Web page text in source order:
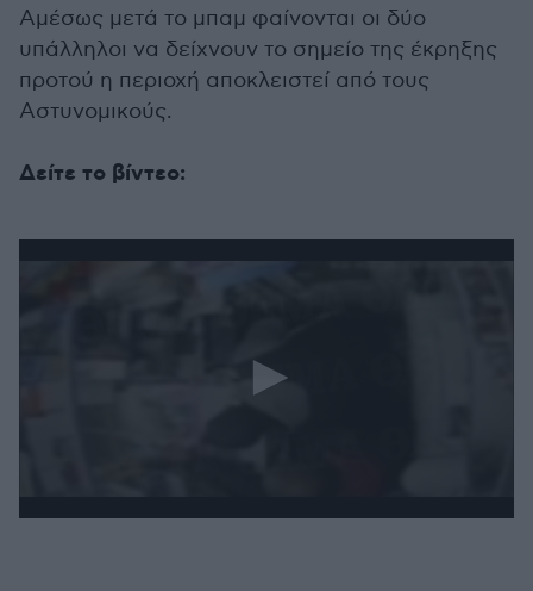
Αμέσως μετά το μπαμ φαίνονται οι δύο
υπάλληλοι να δείχνουν το σημείο της έκρηξης
προτού η περιοχή αποκλειστεί από τους
Αστυνομικούς.
Δείτε το βίντεο: